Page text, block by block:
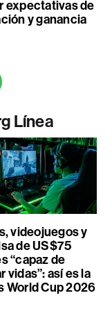
expectativas de
y ganancia
Línea
videojuegos y
de US$75
“capaz de
vidas”: así es la
World Cup 2026